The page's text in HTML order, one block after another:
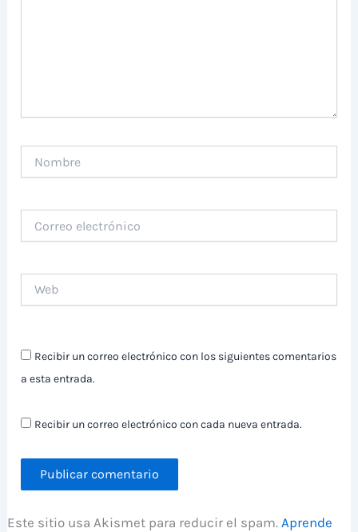
electrónico
Recibir un correo electrónico con los siguientes comentarios
a esta entrada.
Recibir un correo electrónico con cada nueva entrada.
Este sitio usa Akismet para reducir el spam. Aprende